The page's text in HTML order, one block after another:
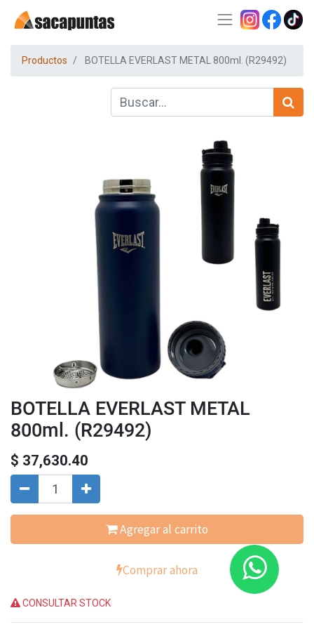
Productos BOTELLA EVERLAST METAL 800ml. (R29492)
BOTELLA EVERLAST METAL
800ml. (R29492)
$ 37,630.40
Agregar al carrito
Comprar ahora
CONSULTAR STOCK